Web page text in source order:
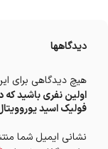
دیدگاهها
هیچ دیدگاهی برای
اولین نفری باشید
فولیک اسید یوروویتال ۶۰
نشانی ایمیل شما